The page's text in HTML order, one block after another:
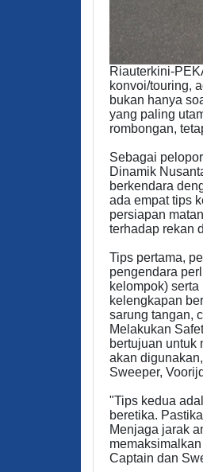
Riauterkini-
konvoi/touring,
bukan hanya
yang paling
rombongan,
Sebagai
Dinamik
berkendara
ada empat tips
persiapan
terhadap rekan
Tips pertama,
pengendara
kelompok)
kelengkapan
sarung tangan,
Melakukan
bertujuan untuk
akan
Sweeper,
"Tips kedua
beretika.
Menjaga jarak
Captain dan